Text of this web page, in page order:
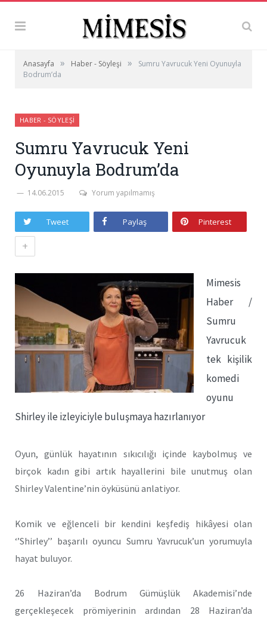
Anasayfa » Haber - Söyleşi »
Sumru Yavrucuk Yeni Oyunuyla
Bodrum’da
HABER - SÖYLEŞI
Sumru Yavrucuk Yeni
Oyunuyla Bodrum’da
14.06.2015 Yorum yapılmamış
Tweet Paylaş Pinterest
+
Mimesis
Haber /
Sumru
Yavrucuk
tek kişilik
komedi
oyunu
Shirley ile izleyiciyle buluşmaya hazırlanıyor
Oyun, günlük hayatının sıkıcılığı içinde kaybolmuş ve
birçok kadın gibi artık hayallerini bile unutmuş olan
Shirley Valentine’nin öyküsünü anlatiyor.
Komik ve eğlenceli bir kendini keşfediş hikâyesi olan
‘’Shirley’’ başarılı oyuncu Sumru Yavrucuk’un yorumuyla
hayat buluyor.
26 Haziran’da Bodrum Gümüşlük Akademisi’nde
gerçekleşecek prömiyerinin ardından 28 Haziran’da